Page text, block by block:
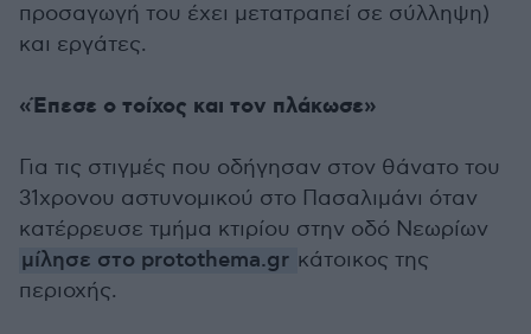
προσαγωγή του έχει μετατραπεί σε σύλληψη)
και εργάτες.
«Έπεσε ο τοίχος και τον πλάκωσε»
Για τις στιγμές που οδήγησαν στον θάνατο του
31χρονου αστυνομικού στο Πασαλιμάνι όταν
κατέρρευσε τμήμα κτιρίου στην οδό Νεωρίων
μίλησε στο protothema.gr κάτοικος της
περιοχής.